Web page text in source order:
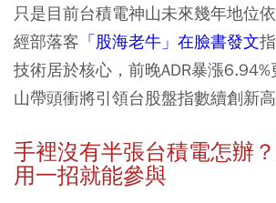
只是目前台積電神山未來幾年地位
經部落客 「股海老牛」在臉書發文
技術居於核心，前晚ADR暴漲
山帶頭衝將引領台股盤指數續創新高
手裡沒有半張台積電怎辦
用一招就能參與